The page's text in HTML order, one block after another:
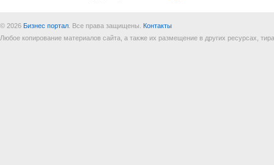
© 2026 Бизнес портал . Все права защищены. Контакты
Любое копирование материалов сайта, а также их размещение в других ресурсах,